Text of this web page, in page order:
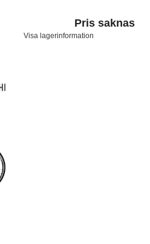
Pris saknas
Visa lagerinformation